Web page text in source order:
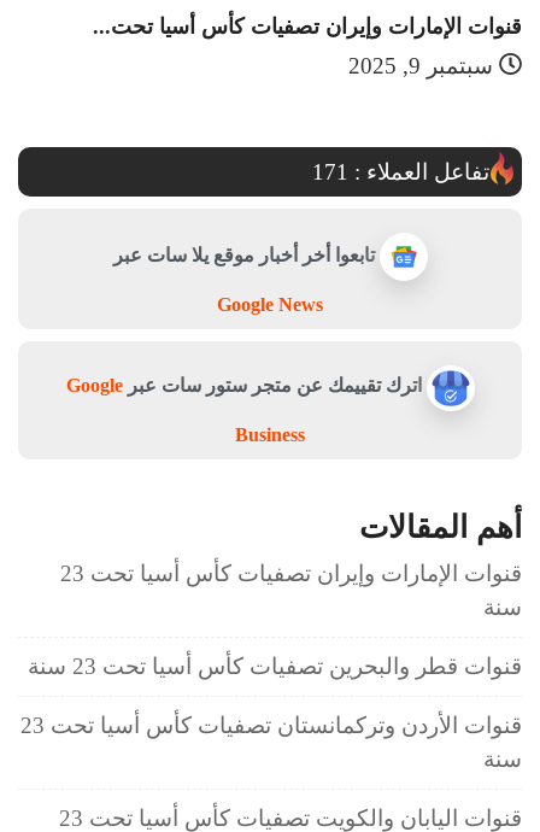
قنوات الإمارات وإيران تصفيات كأس أسيا تحت...
سبتمبر 9, 2025
تفاعل العملاء : 171
تابعوا أخر أخبار موقع يلا سات عبر
Google News
اترك تقييمك عن متجر ستور سات عبرGoogle
Business
أهم المقالات
قنوات الإمارات وإيران تصفيات كأس أسيا تحت 23
سنة
قنوات قطر والبحرين تصفيات كأس أسيا تحت 23 سنة
قنوات الأردن وتركمانستان تصفيات كأس أسيا تحت 23
سنة
قنوات اليابان والكويت تصفيات كأس أسيا تحت 23